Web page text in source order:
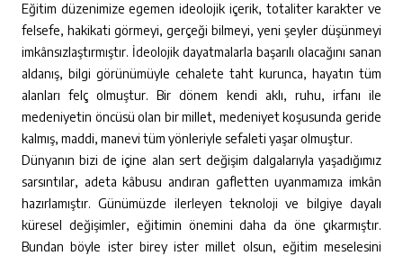
Eğitim düzenimize egemen ideolojik içerik, totaliter karakter ve
felsefe, hakikati görmeyi, gerçeği bilmeyi, yeni şeyler düşünmeyi
imkânsızlaştırmıştır. İdeolojik dayatmalarla başarılı olacağını sanan
aldanış, bilgi görünümüyle cehalete taht kurunca, hayatın tüm
alanları felç olmuştur. Bir dönem kendi aklı, ruhu, irfanı ile
medeniyetin öncüsü olan bir millet, medeniyet koşusunda geride
kalmış, maddi, manevi tüm yönleriyle sefaleti yaşar olmuştur.
Dünyanın bizi de içine alan sert değişim dalgalarıyla yaşadığımız
sarsıntılar, adeta kâbusu andıran gafletten uyanmamıza imkân
hazırlamıştır. Günümüzde ilerleyen teknoloji ve bilgiye dayalı
küresel değişimler, eğitimin önemini daha da öne çıkarmıştır.
Bundan böyle ister birey ister millet olsun, eğitim meselesini